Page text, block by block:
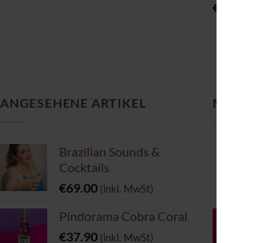
€
ANGESEHENE ARTIKEL
Brazilian Sounds &
Cocktails
€69.00 (inkl. MwSt)
Pindorama Cobra Coral
€37.90 (inkl. MwSt)